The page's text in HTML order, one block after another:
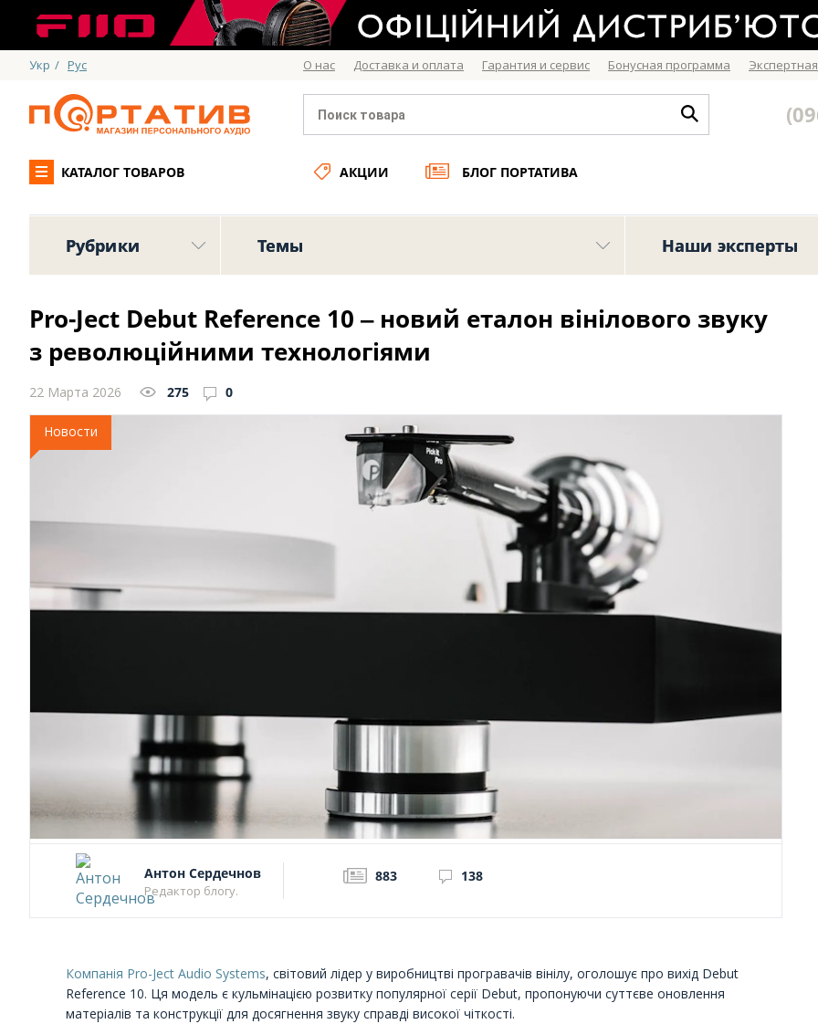
Укр / Рус О нас Доставка и оплата Гарантия и сервис Бонусная программа
КАТАЛОГ ТОВАРОВ АКЦИИ БЛОГ ПОРТАТИВА
Рубрики Темы Наши эксперты
Pro-Ject Debut Reference 10 ‒ новий еталон вінілового звуку
з революційними технологіями
22 Марта 2026 275 0
Новости
Антон Сердечнов
Редактор блогу.
883 138
Компанія Pro-Ject Audio Systems, світовий лідер у виробництві програвачів вінілу, оголошує про вихід Debut
Reference 10. Ця модель є кульмінацією розвитку популярної серії Debut, пропонуючи суттєве оновлення
матеріалів та конструкції для досягнення звуку справді високої чіткості.